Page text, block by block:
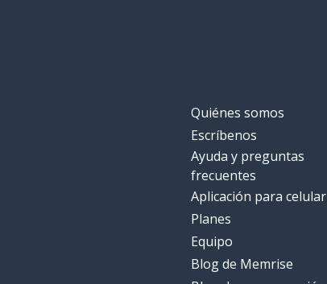
Quiénes somos
Escríbenos
Ayuda y preguntas
frecuentes
Aplicación para celular
Planes
Equipo
Blog de Memrise